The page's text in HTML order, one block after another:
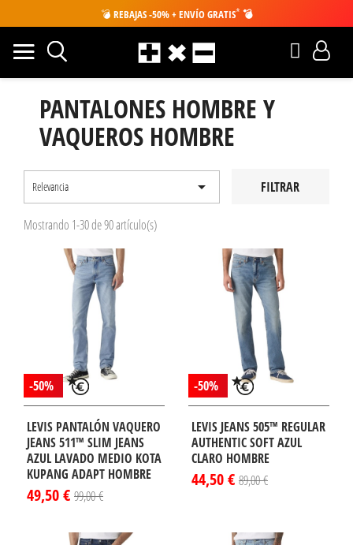
💣 REBAJAS -50% + ENVÍO GRATIS* 💣
PANTALONES HOMBRE Y
VAQUEROS HOMBRE
Relevancia  FILTRAR
Mostrando 1-30 de 90 artículo(s)
-50%
LEVIS PANTALÓN VAQUERO
JEANS 511™ SLIM JEANS
AZUL LAVADO MEDIO KOTA
KUPANG ADAPT HOMBRE
49,50 € 99,00 €
-50%
LEVIS JEANS 505™ REGULAR
AUTHENTIC SOFT AZUL
CLARO HOMBRE
44,50 € 89,00 €